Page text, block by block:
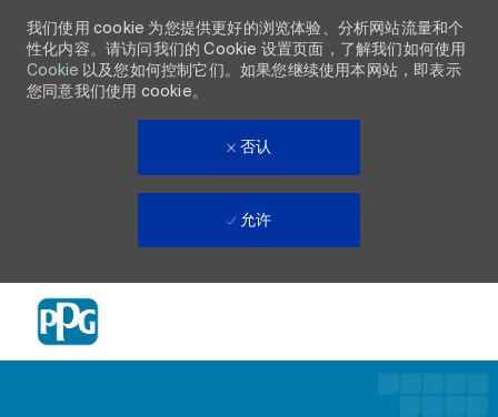
我们使用 cookie 为您提供更好的浏览体验、分析网站流量和个
性化内容。请访问我们的 Cookie 设置页面，了解我们如何使用
Cookie 以及您如何控制它们。如果您继续使用本网站，即表示
您同意我们使用 cookie。
否认
允许